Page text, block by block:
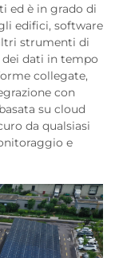
ed è in grado di
edifici, software
strumenti di
dei dati in tempo
collegate,
con
su cloud
da qualsiasi
e